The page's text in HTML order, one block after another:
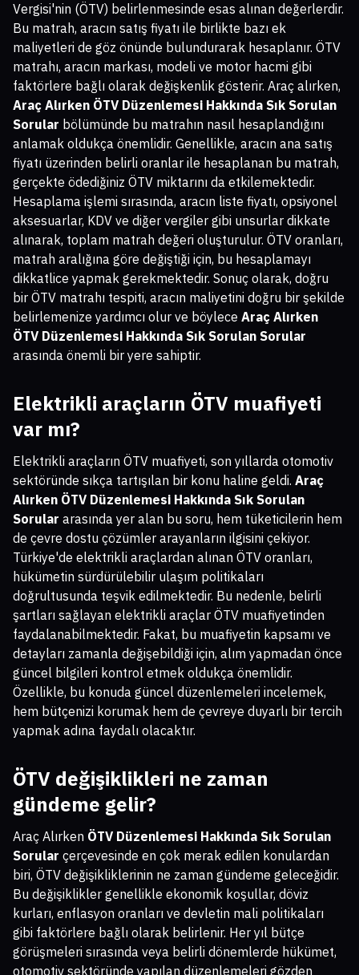
Vergisi'nin (ÖTV) belirlenmesinde esas alınan değerlerdir.
Bu matrah, aracın satış fiyatı ile birlikte bazı ek
maliyetleri de göz önünde bulundurarak hesaplanır. ÖTV
matrahı, aracın markası, modeli ve motor hacmi gibi
faktörlere bağlı olarak değişkenlik gösterir. Araç alırken,
Araç Alırken ÖTV Düzenlemesi Hakkında Sık Sorulan
Sorular bölümünde bu matrahın nasıl hesaplandığını
anlamak oldukça önemlidir. Genellikle, aracın ana satış
fiyatı üzerinden belirli oranlar ile hesaplanan bu matrah,
gerçekte ödediğiniz ÖTV miktarını da etkilemektedir.
Hesaplama işlemi sırasında, aracın liste fiyatı, opsiyonel
aksesuarlar, KDV ve diğer vergiler gibi unsurlar dikkate
alınarak, toplam matrah değeri oluşturulur. ÖTV oranları,
matrah aralığına göre değiştiği için, bu hesaplamayı
dikkatlice yapmak gerekmektedir. Sonuç olarak, doğru
bir ÖTV matrahı tespiti, aracın maliyetini doğru bir şekilde
belirlemenize yardımcı olur ve böylece Araç Alırken
ÖTV Düzenlemesi Hakkında Sık Sorulan Sorular
arasında önemli bir yere sahiptir.
Elektrikli araçların ÖTV muafiyeti
var mı?
Elektrikli araçların ÖTV muafiyeti, son yıllarda otomotiv
sektöründe sıkça tartışılan bir konu haline geldi. Araç
Alırken ÖTV Düzenlemesi Hakkında Sık Sorulan
Sorular arasında yer alan bu soru, hem tüketicilerin hem
de çevre dostu çözümler arayanların ilgisini çekiyor.
Türkiye'de elektrikli araçlardan alınan ÖTV oranları,
hükümetin sürdürülebilir ulaşım politikaları
doğrultusunda teşvik edilmektedir. Bu nedenle, belirli
şartları sağlayan elektrikli araçlar ÖTV muafiyetinden
faydalanabilmektedir. Fakat, bu muafiyetin kapsamı ve
detayları zamanla değişebildiği için, alım yapmadan önce
güncel bilgileri kontrol etmek oldukça önemlidir.
Özellikle, bu konuda güncel düzenlemeleri incelemek,
hem bütçenizi korumak hem de çevreye duyarlı bir tercih
yapmak adına faydalı olacaktır.
ÖTV değişiklikleri ne zaman
gündeme gelir?
Araç Alırken ÖTV Düzenlemesi Hakkında Sık Sorulan
Sorular çerçevesinde en çok merak edilen konulardan
biri, ÖTV değişikliklerinin ne zaman gündeme geleceğidir.
Bu değişiklikler genellikle ekonomik koşullar, döviz
kurları, enflasyon oranları ve devletin mali politikaları
gibi faktörlere bağlı olarak belirlenir. Her yıl bütçe
görüşmeleri sırasında veya belirli dönemlerde hükümet,
otomotiv sektöründe yapılan düzenlemeleri gözden